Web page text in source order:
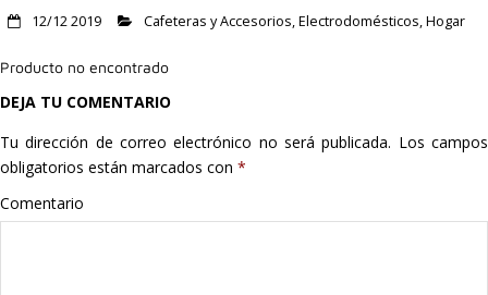
Hogar
Informática
Listas
12/12 2019 Cafeteras y Accesorios,Electrodomésticos,Hogar
Producto no encontrado
DEJA TU COMENTARIO
Tu dirección de correo electrónico no será publicada. Los campos
obligatorios están marcados con *
Comentario